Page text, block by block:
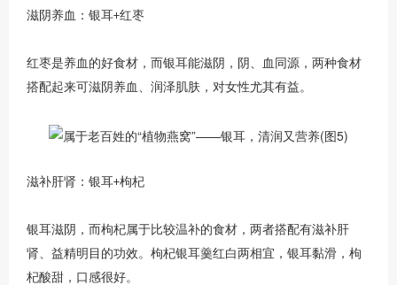
滋阴养血：银耳+红枣
红枣是养血的好食材，而银耳能滋阴，阴、血同源，两种食材
搭配起来可滋阴养血、润泽肌肤，对女性尤其有益。
滋补肝肾：银耳+枸杞
银耳滋阴，而枸杞属于比较温补的食材，两者搭配有滋补肝
肾、益精明目的功效。枸杞银耳羹红白两相宜，银耳黏滑，枸
杞酸甜，口感很好。